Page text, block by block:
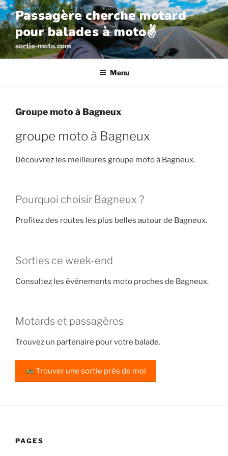
Aller
au
contenu
principal
Passagère cherche motard
pour balades à moto✌️
sortie-moto.com
Menu
Groupe moto à Bagneux
groupe moto à Bagneux
Découvrez les meilleures groupe moto à Bagneux.
Pourquoi choisir Bagneux ?
Profitez des routes les plus belles autour de Bagneux.
Sorties ce week-end
Consultez les événements moto proches de Bagneux.
Motards et passagères
Trouvez un partenaire pour votre balade.
Trouver une sortie près de moi
PAGES